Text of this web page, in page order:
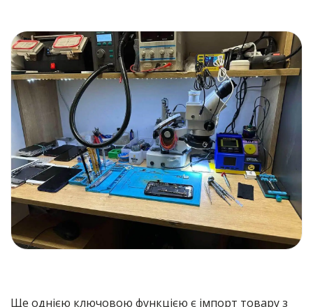
Ще однією ключовою функцією є імпорт товару з